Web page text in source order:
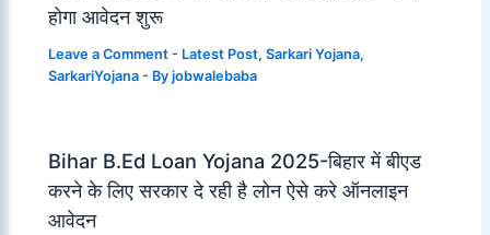
होगा आवेदन शुरू
Leave a Comment - Latest Post,Sarkari Yojana,
SarkariYojana - Byjobwalebaba
Bihar B.Ed Loan Yojana 2025-बिहार में बीएड
करने के लिए सरकार दे रही है लोन ऐसे करे ऑनलाइन
आवेदन